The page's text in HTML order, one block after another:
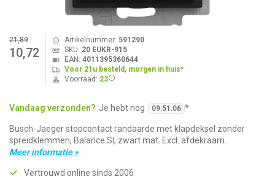
21,89
10,72
Artikelnummer: 591290
SKU: 20 EUKR-915
EAN: 4011395360644
Voor 21u besteld, morgen in huis*
Voorraad: 23
Vandaag verzonden? Je hebt nog 09:51 :06 *
Busch-Jaeger stopcontact randaarde met klapdeksel zonder
spreidklemmen, Balance SI, zwart mat. Excl. afdekraam.
Meer informatie »
Vertrouwd online sinds 2006